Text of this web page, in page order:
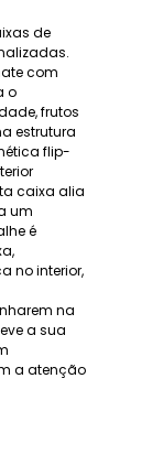
de
com
o
frutos
estrutura
flip-
caixa alia
um
é
no interior,
na
a sua
a atenção